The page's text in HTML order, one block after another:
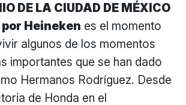
DE LA CIUDAD DE MÉXICO
Heineken es el momento
algunos de los momentos
importantes que se han dado
Hermanos Rodríguez. Desde
de Honda en el